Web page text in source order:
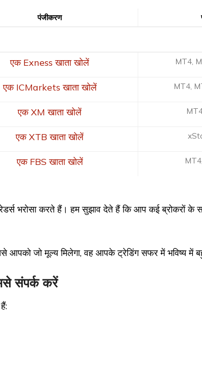
पंजीकरण
एक Exness खाता खोलें MT4,
एक ICMarkets खाता खोलें MT4,
एक XM खाता खोलें
एक XTB खाता खोलें
एक FBS खाता खोलें
भरोसा करते हैं। हम सुझाव देते हैं कि आप कई ब्रोकरों
जो मूल्य मिलेगा, वह आपके ट्रेडिंग सफर में भविष्य में
संपर्क करें